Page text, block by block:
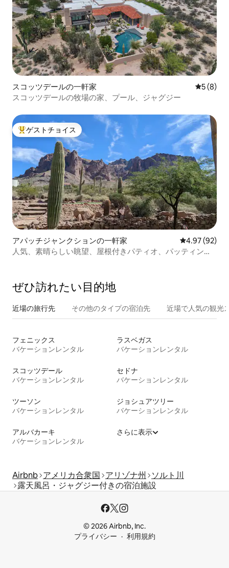
スコッツデールの一軒家 レビュー
5 (8)
スコッツデールの牧場の家、プール、ジャグジー
大好評のゲストチョイスです。
ゲストチョイス
アパッチジャンクションの一軒家 レビュー92
4.97 (92)
人気、素晴らしい眺望、屋根付きパティオ、パッティング
ぜひ訪⁠れ⁠た⁠い目⁠的⁠地
近場の旅行先 その他のタ⁠イ⁠プ⁠の宿⁠泊⁠先 近場で人気の観光
フェニックス
バケーションレンタル
ラスベガス
バケーションレンタル
スコッツデール
バケーションレンタル
セドナ
バケーションレンタル
ツーソン
バケーションレンタル
ジョシュアツリー
バケーションレンタル
アルバカーキ
バケーションレンタル
さらに表示
Airbnb アメリカ合衆国 アリゾナ州
ソルト川
露天風呂・ジャグジー付きの宿泊施設
© 2026 Airbnb, Inc.
プライバシー
利用規約